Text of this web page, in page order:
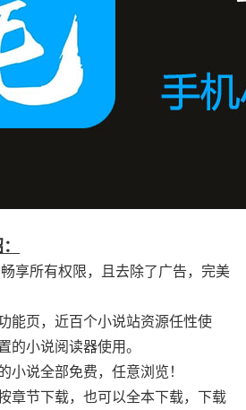
享所有权限，且去除了广告，完美
能页，近百个小说站资源任性使
的小说阅读器使用。
小说全部免费，任意浏览！
章节下载，也可以全本下载，下载